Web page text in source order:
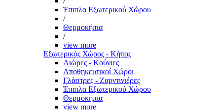
Έπιπλα Εξωτερικού Χώρου
/
Θερμοκήπια
/
view more
Εξωτερικός Χώρος - Κήπος
Αιώρες - Κούνιες
Αποθηκευτικοί Χώροι
Γλάστρες - Ζαρντινιέρες
Έπιπλα Εξωτερικού Χώρου
Θερμοκήπια
view more